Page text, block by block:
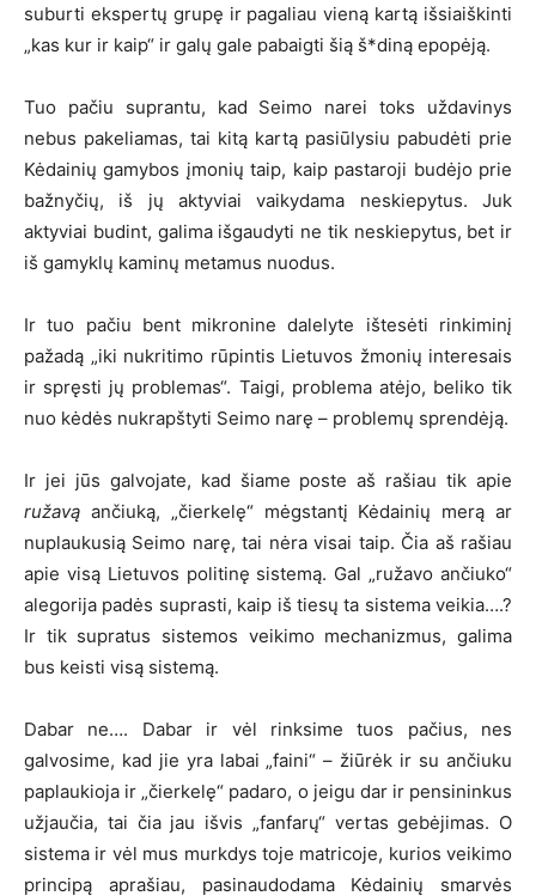
suburti ekspertų grupę ir pagaliau vieną kartą išsiaiškinti
„kas kur ir kaip“ ir galų gale pabaigti šią š*diną epopėją.
Tuo pačiu suprantu, kad Seimo narei toks uždavinys
nebus pakeliamas, tai kitą kartą pasiūlysiu pabudėti prie
Kėdainių gamybos įmonių taip, kaip pastaroji budėjo prie
bažnyčių, iš jų aktyviai vaikydama neskiepytus. Juk
aktyviai budint, galima išgaudyti ne tik neskiepytus, bet ir
iš gamyklų kaminų metamus nuodus.
Ir tuo pačiu bent mikronine dalelyte ištesėti rinkiminį
pažadą „iki nukritimo rūpintis Lietuvos žmonių interesais
ir spręsti jų problemas“. Taigi, problema atėjo, beliko tik
nuo kėdės nukrapštyti Seimo narę – problemų sprendėją.
Ir jei jūs galvojate, kad šiame poste aš rašiau tik apie
ružavą ančiuką, „čierkelę“ mėgstantį Kėdainių merą ar
nuplaukusią Seimo narę, tai nėra visai taip. Čia aš rašiau
apie visą Lietuvos politinę sistemą. Gal „ružavo ančiuko“
alegorija padės suprasti, kaip iš tiesų ta sistema veikia….?
Ir tik supratus sistemos veikimo mechanizmus, galima
bus keisti visą sistemą.
Dabar ne…. Dabar ir vėl rinksime tuos pačius, nes
galvosime, kad jie yra labai „faini“ – žiūrėk ir su ančiuku
paplaukioja ir „čierkelę“ padaro, o jeigu dar ir pensininkus
užjaučia, tai čia jau išvis „fanfarų“ vertas gebėjimas. O
sistema ir vėl mus murkdys toje matricoje, kurios veikimo
principą aprašiau, pasinaudodama Kėdainių smarvės